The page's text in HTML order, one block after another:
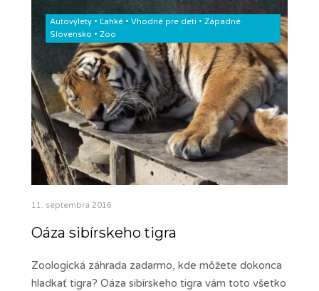
Autovýlety • Ľahké • Vhodné pre deti • Západné
Slovensko • Zoo
11. septembra 2016
Oáza sibírskeho tigra
Zoologická záhrada zadarmo, kde môžete dokonca
hladkať tigra? Oáza sibírskeho tigra vám toto všetko